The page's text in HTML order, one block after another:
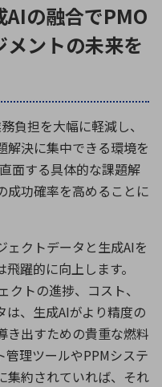
AIの融合でPMO
メントの未来を
負担を大幅に軽減し、
解決に集中できる環境を
面する具体的な課題解
成功確率を高めることに
ェクトデータと生成AIを
躍的に向上します。
トの進捗、コスト、
は、生成AIがより精度の
き出すための貴重な燃料
管理ツールやPPMシステ
集約されていれば、それ